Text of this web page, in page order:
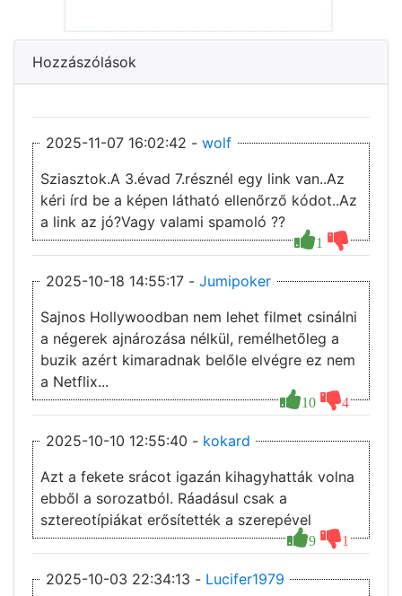
Hozzászólások
2025-11-07 16:02:42 - wolf
1
Sziasztok.A 3.évad 7.résznél egy link van..Az
kéri írd be a képen látható ellenőrző kódot..Az
a link az jó?Vagy valami spamoló ??
2025-10-18 14:55:17 - Jumipoker
10 4
Sajnos Hollywoodban nem lehet filmet csinálni
a négerek ajnározása nélkül, remélhetőleg a
buzik azért kimaradnak belőle elvégre ez nem
a Netflix...
2025-10-10 12:55:40 - kokard
9 1
Azt a fekete srácot igazán kihagyhatták volna
ebből a sorozatból. Ráadásul csak a
sztereotípiákat erősítették a szerepével
2025-10-03 22:34:13 - Lucifer1979